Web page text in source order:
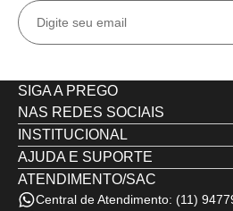
SIGA A PREGO
NAS REDES SOCIAIS
INSTITUCIONAL
Quem Somos
Nossas Lojas
AJUDA E SUPORTE
Trocas e Devoluções
ATENDIMENTO/SAC
Central de Atendimento: (11)